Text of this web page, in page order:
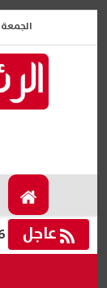
الجمعة 07 أغسطس 2026 الموافق 24 صفر 1448
عاجل 2026؟